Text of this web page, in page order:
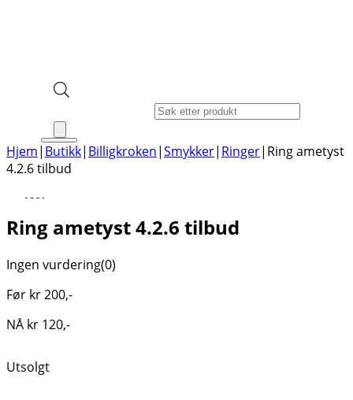
Hjem| Butikk| Billigkroken|Smykker| Ringer| Ring ametyst
4.2.6 tilbud
Ring ametyst 4.2.6 tilbud
Ingen vurdering(0)
Før kr200,-
NÅ kr 120,-
Utsolgt
-40%